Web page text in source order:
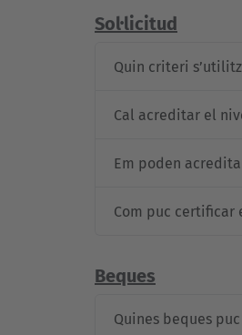
Sol·licitud
Quin criteri
Cal acreditar el
Em poden
Com puc certificar
Beques
Quines beques